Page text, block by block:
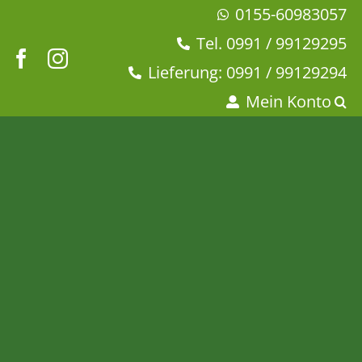
springen
0155-60983057
Tel. 0991 / 99129295
Lieferung: 0991 / 99129294
Mein Konto